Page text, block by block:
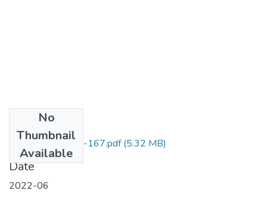
No
Thumbnail
Available
Wassim KETHIRI -167.pdf(5.32 MB)
Date
2022-06